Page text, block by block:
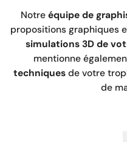
Notre équipe de
propositions graphiques
simulations 3D de
mentionne
techniques de votre
de